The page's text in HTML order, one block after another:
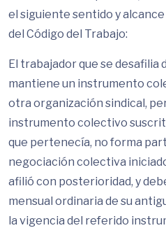
el siguiente sentido y
del Código del Trabajo:
El trabajador que se desafilia
mantiene un instrumento
otra organización sindical,
instrumento colectivo
que pertenecía, no forma
negociación colectiva
afilió con posterioridad, y
mensual ordinaria de su
la vigencia del referido